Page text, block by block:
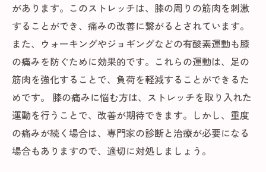
があります。このストレッチは、膝の周りの筋肉を刺激
することができ、痛みの改善に繋がるとされています。
また、ウォーキングやジョギングなどの有酸素運動も膝
の痛みを防ぐために効果的です。これらの運動は、足の
筋肉を強化することで、負荷を軽減することができるた
めです。 膝の痛みに悩む方は、ストレッチを取り入れた
運動を行うことで、改善が期待できます。しかし、重度
の痛みが続く場合は、専門家の診断と治療が必要になる
場合もありますので、適切に対処しましょう。